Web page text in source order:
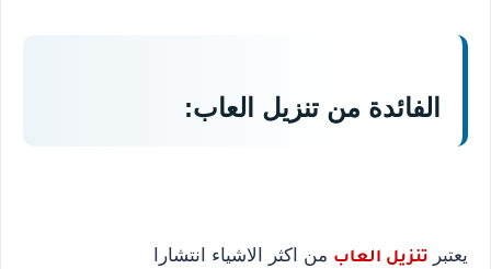
الفائدة من تنزيل العاب:
يعتبر تنزيل العاب من اكثر الاشياء انتشارا